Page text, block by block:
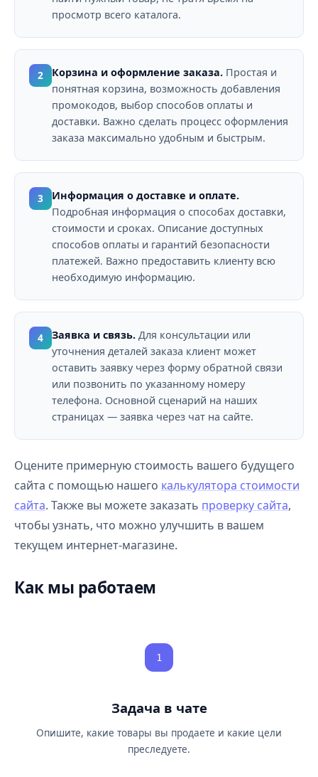
просмотр всего каталога.
2 Корзина и оформление заказа. Простая и
понятная корзина, возможность добавления
промокодов, выбор способов оплаты и
доставки. Важно сделать процесс оформления
заказа максимально удобным и быстрым.
3
Информация о доставке и оплате.
Подробная информация о способах доставки,
стоимости и сроках. Описание доступных
способов оплаты и гарантий безопасности
платежей. Важно предоставить клиенту всю
необходимую информацию.
4 Заявка и связь. Для консультации или
уточнения деталей заказа клиент может
оставить заявку через форму обратной связи
или позвонить по указанному номеру
телефона. Основной сценарий на наших
страницах — заявка через чат на сайте.
Оцените примерную стоимость вашего будущего
сайта с помощью нашего калькулятора стоимости
сайта. Также вы можете заказать проверку сайта,
чтобы узнать, что можно улучшить в вашем
текущем интернет-магазине.
Как мы работаем
1
Задача в чате
Опишите, какие товары вы продаете и какие цели
преследуете.